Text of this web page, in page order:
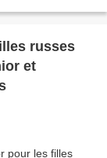
russes
et